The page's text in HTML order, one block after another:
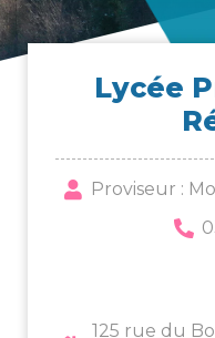
Lycée
Proviseur :
125 rue du